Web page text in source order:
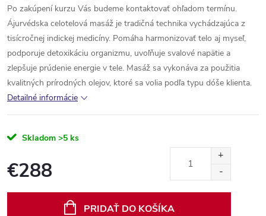
Po zakúpení kurzu Vás budeme kontaktovať ohľadom termínu.
Ájurvédska celotelová masáž je tradičná technika vychádzajúca z
tisícročnej indickej medicíny. Pomáha harmonizovať telo aj myseľ,
podporuje detoxikáciu organizmu, uvoľňuje svalové napätie a
zlepšuje prúdenie energie v tele. Masáž sa vykonáva za použitia
kvalitných prírodných olejov, ktoré sa volia podľa typu dóše klienta.
Detailné informácie
Skladom >5 ks
€288
PRIDAŤ DO KOŠÍKA